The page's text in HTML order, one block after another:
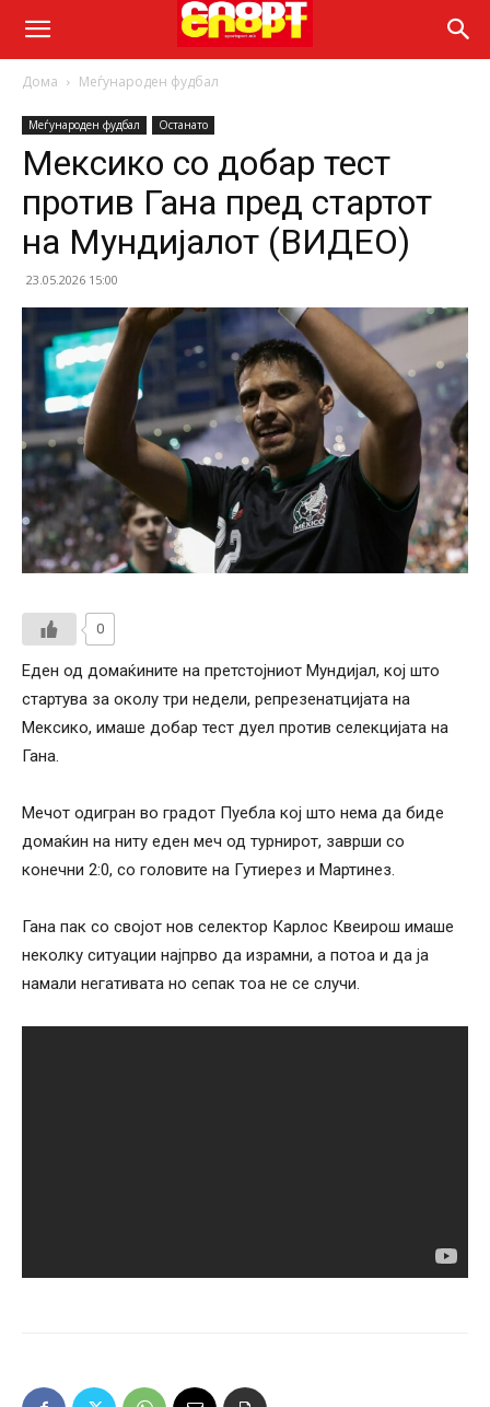
Дома Меѓународен фудбал
Меѓународен фудбал Останато
Мексико со добар тест
против Гана пред стартот
на Мундијалот (ВИДЕО)
23.05.2026 15:00
0
Еден од домаќините на претстојниот Мундијал, кој што
стартува за околу три недели, репрезенатцијата на
Мексико, имаше добар тест дуел против селекцијата на
Гана.
Мечот одигран во градот Пуебла кој што нема да биде
домаќин на ниту еден меч од турнирот, заврши со
конечни 2:0, со головите на Гутиерез и Мартинез.
Гана пак со својот нов селектор Карлос Квеирош имаше
неколку ситуации најпрво да израмни, а потоа и да ја
намали негативата но сепак тоа не се случи.